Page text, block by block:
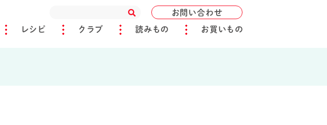
お問い合わせ
レシピ クラブ 読みもの お買いもの